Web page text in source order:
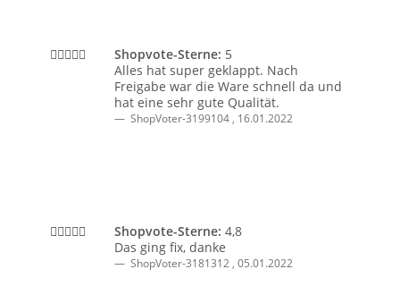
Shopvote-Sterne: 5
Alles hat super geklappt. Nach
Freigabe war die Ware schnell da und
hat eine sehr gute Qualität.
ShopVoter-3199104 , 16.01.2022
Shopvote-Sterne: 4,8
Das ging fix, danke
ShopVoter-3181312 , 05.01.2022